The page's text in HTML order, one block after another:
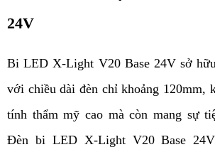
24V
Bi LED X-Light V20 Base 24V sở
với chiều dài đèn chỉ khoảng 120mm,
tính thẩm mỹ cao mà còn mang sự
Đèn bi LED X-Light V20 Base